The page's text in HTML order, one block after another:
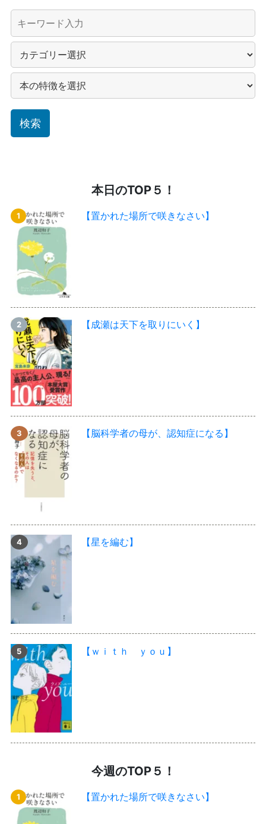
本日のTOP５！
【置かれた場所で咲きなさい】
【成瀬は天下を取りにいく】
【脳科学者の母が、認知症になる】
【星を編む】
【ｗｉｔｈ ｙｏｕ】
今週のTOP５！
【置かれた場所で咲きなさい】